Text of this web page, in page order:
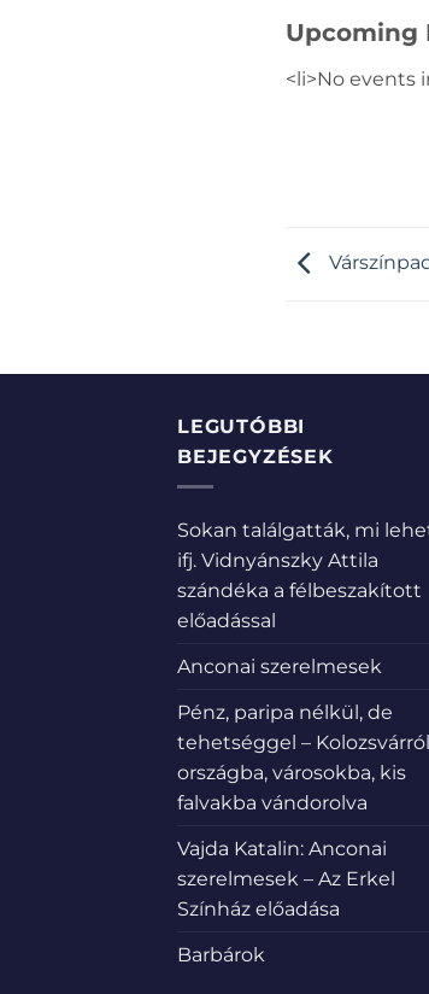
Upcoming
<li>No events
LEGUTÓBBI
BEJEGYZÉSEK
Sokan találgatták, mi
ifj. Vidnyánszky Attila
szándéka a félbeszakított
előadással
Anconai szerelmesek
Pénz, paripa nélkül, de
tehetséggel –
országba, városokba, kis
falvakba vándorolva
Vajda Katalin: Anconai
szerelmesek – Az Erkel
Színház előadása
Barbárok